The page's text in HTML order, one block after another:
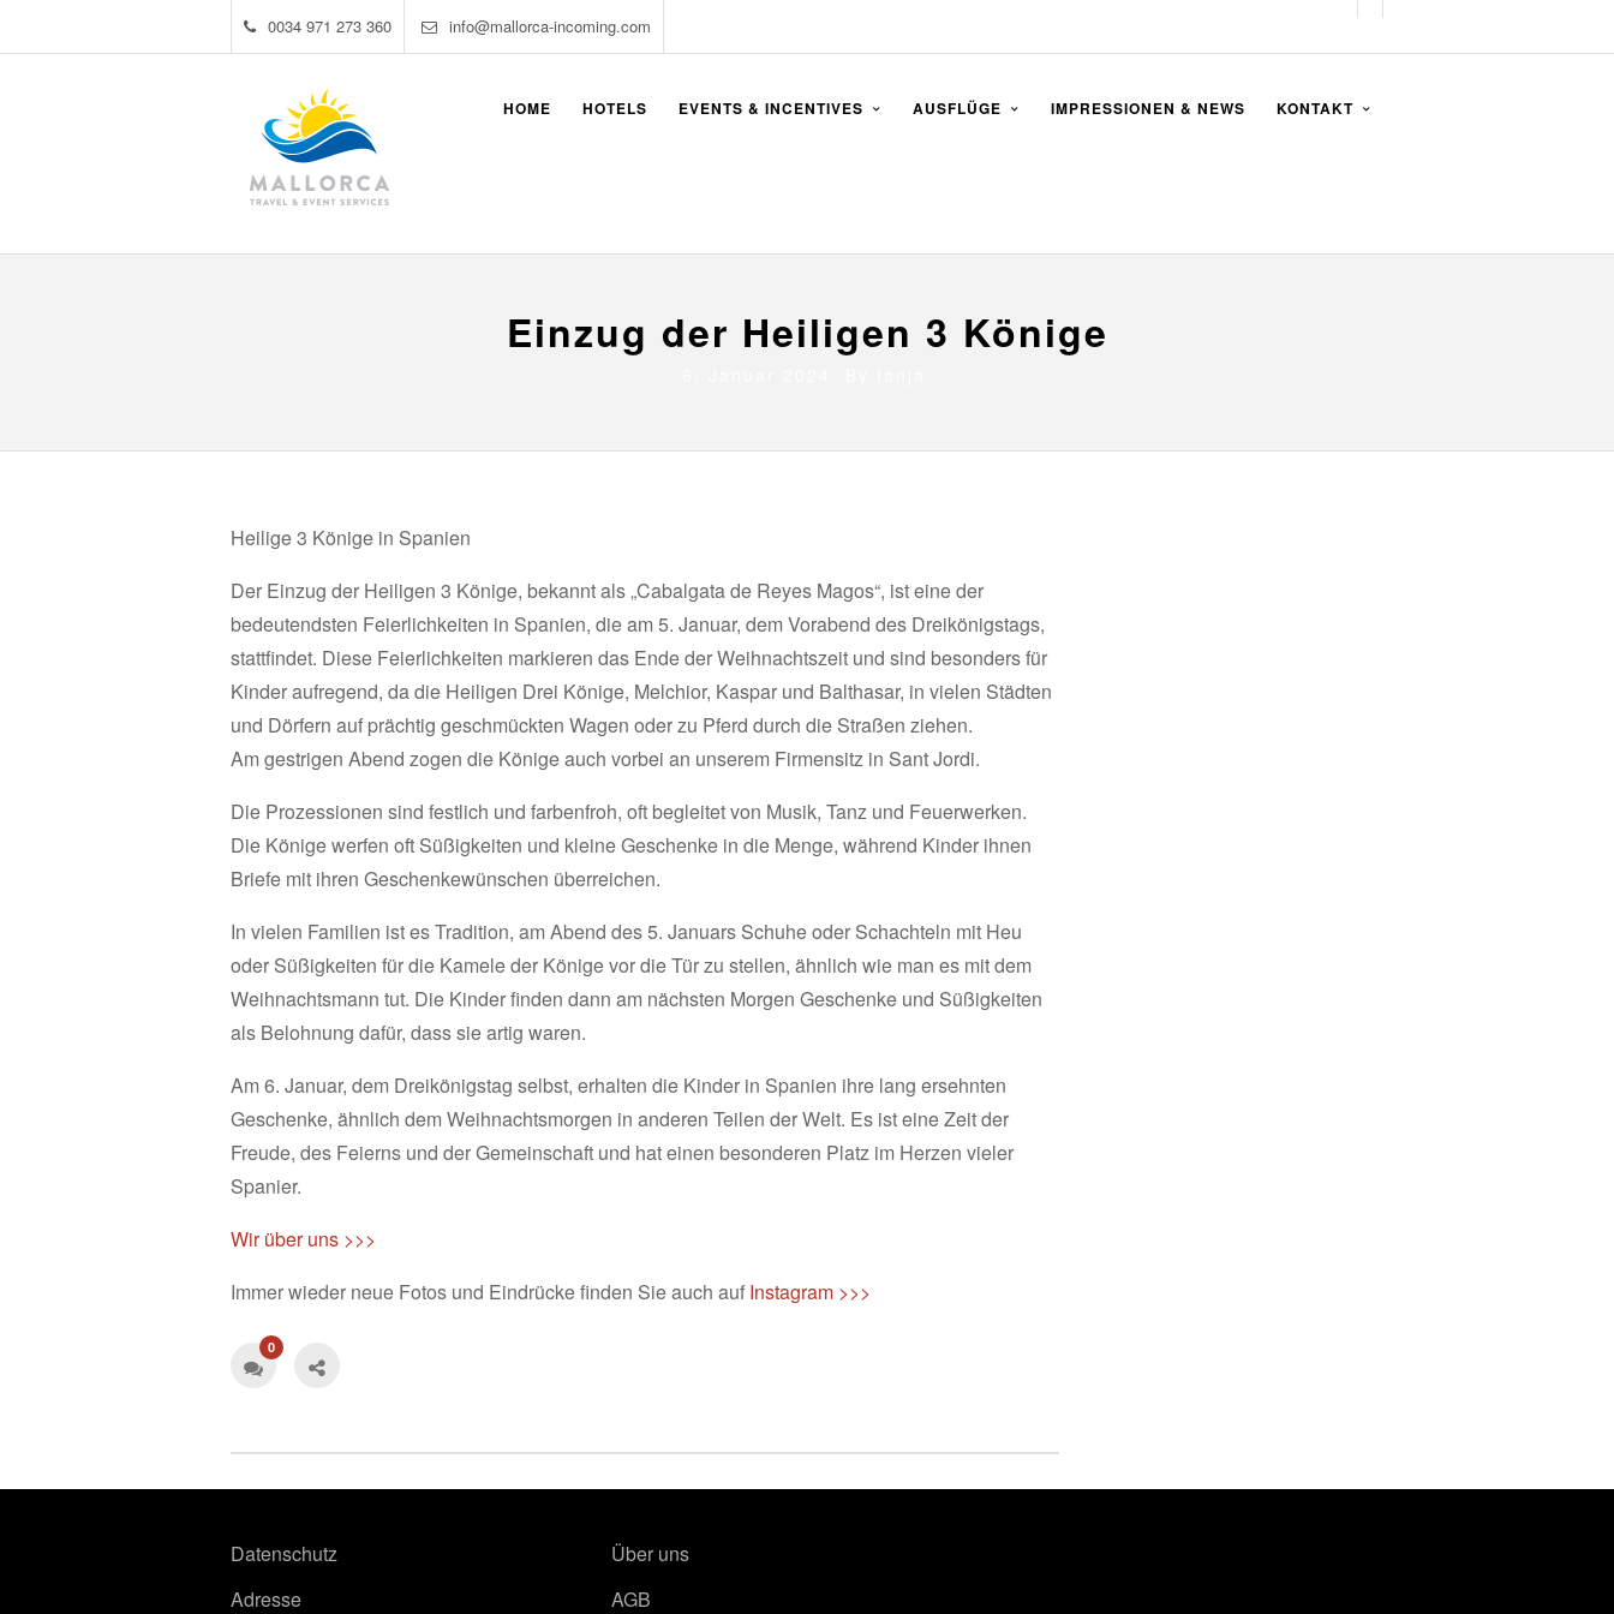
0034 971 273 360 info@mallorca-incoming.com
HOME HOTELS EVENTS & INCENTIVES AUSFLÜGE IMPRESSIONEN & NEWS KONTAKT
Einzug der Heiligen 3 Könige
Heilige 3 Könige in Spanien
Der Einzug der Heiligen 3 Könige, bekannt als „Cabalgata de Reyes Magos“, ist eine der
bedeutendsten Feierlichkeiten in Spanien, die am 5. Januar, dem Vorabend des Dreikönigstags,
stattfindet. Diese Feierlichkeiten markieren das Ende der Weihnachtszeit und sind besonders für
Kinder aufregend, da die Heiligen Drei Könige, Melchior, Kaspar und Balthasar, in vielen Städten
und Dörfern auf prächtig geschmückten Wagen oder zu Pferd durch die Straßen ziehen.
Am gestrigen Abend zogen die Könige auch vorbei an unserem Firmensitz in Sant Jordi.
Die Prozessionen sind festlich und farbenfroh, oft begleitet von Musik, Tanz und Feuerwerken.
Die Könige werfen oft Süßigkeiten und kleine Geschenke in die Menge, während Kinder ihnen
Briefe mit ihren Geschenkewünschen überreichen.
In vielen Familien ist es Tradition, am Abend des 5. Januars Schuhe oder Schachteln mit Heu
oder Süßigkeiten für die Kamele der Könige vor die Tür zu stellen, ähnlich wie man es mit dem
Weihnachtsmann tut. Die Kinder finden dann am nächsten Morgen Geschenke und Süßigkeiten
als Belohnung dafür, dass sie artig waren.
Am 6. Januar, dem Dreikönigstag selbst, erhalten die Kinder in Spanien ihre lang ersehnten
Geschenke, ähnlich dem Weihnachtsmorgen in anderen Teilen der Welt. Es ist eine Zeit der
Freude, des Feierns und der Gemeinschaft und hat einen besonderen Platz im Herzen vieler
Spanier.
Wir über uns >>>
Immer wieder neue Fotos und Eindrücke finden Sie auch auf Instagram >>>
0
Datenschutz
Adresse
Über uns
AGB